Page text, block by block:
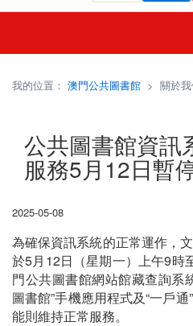
我的位置： 澳門公共圖書館 > 關於
公共圖書館資訊
服務5月12日暫
2025-05-08
為確保資訊系統的正常運作，
於5月12日（星期一）上午9時
門公共圖書館網站館藏查詢系
圖書館”手機應用程式及“一戶
能則維持正常服務。